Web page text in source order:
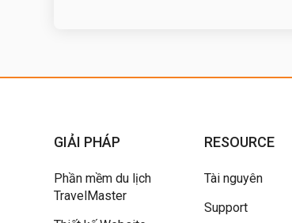
GIẢI PHÁP
Phần mềm du lịch
TravelMaster
RESOURCE
Tài nguyên
Support